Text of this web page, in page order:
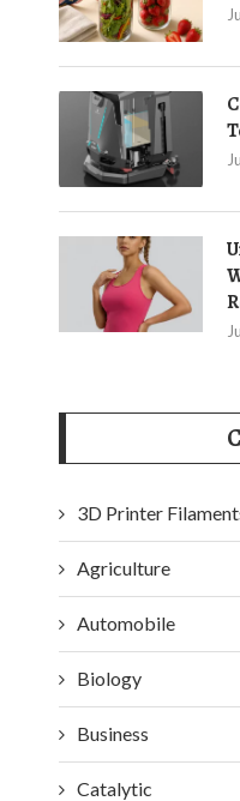
3D Printer
Agriculture
Automobile
Biology
Business
Catalytic